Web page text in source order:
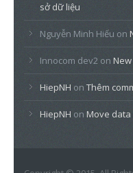
sở dữ liệu
Nguyễn Minh Hiếu on
Innocom dev2 on
HiepNH on Thêm
HiepNH on Move